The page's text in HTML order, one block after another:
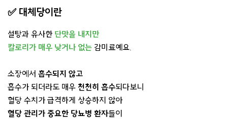
✅ 대체당이란
설탕과 유사한 단맛을 내지만
칼로리가 매우 낮거나 없는 감미료예요.
소장에서 흡수되지 않고
흡수가 되더라도 매우 천천히 흡수되다보니
혈당 수치가 급격하게 상승하지 않아
혈당 관리가 중요한 당뇨병 환자들이